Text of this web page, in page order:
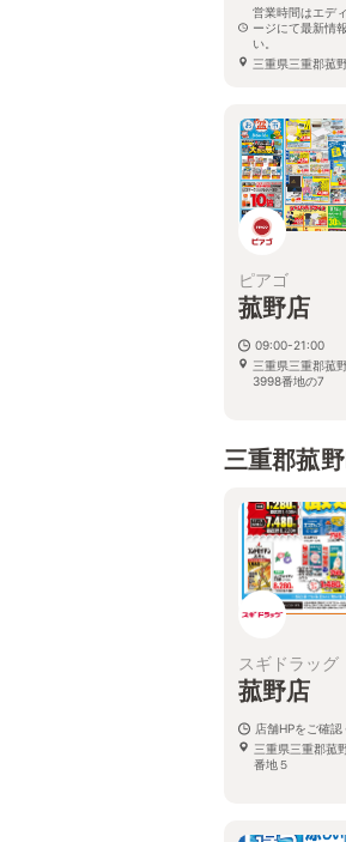
営業時間はエデ
ージにて最新情
い。
三重県三重郡菰
ピアゴ
菰野店
09:00-21:00
三重県三重郡菰
3998番地の7
三重郡菰
スギドラッグ
菰野店
店舗HPをご確
三重県三重郡菰
番地５